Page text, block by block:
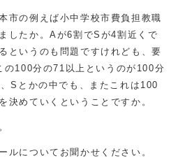
の例えば小中学校市費負担教職
したか。Aが6割でSが4割近くで
というのも問題ですけれども、要
の100分の71以上というのが100分
Sとかの中でも、またこれは100
決めていくということですか。
についてお聞かせください。